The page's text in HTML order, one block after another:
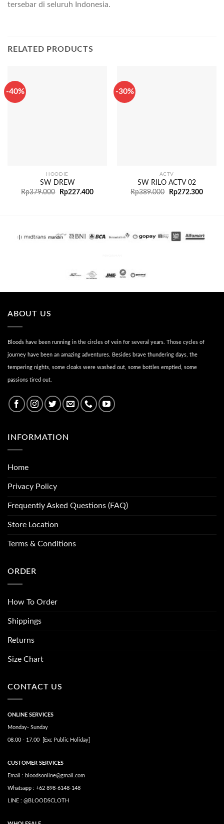
tersebar di seluruh Indonesia.
RELATED PRODUCTS
-40%
HOODIE
SW DREW
Rp379.000 Rp227.400
-30%
ACTV
SW RILO ACTV 02
Rp389.000 Rp272.300
ABOUT US
Bloods have been running in the circles of vein for several years. Those cycles of
journey have been an amazing adventures. Besides brave thundering days, the
tempering nights, some cloaks were washed out, some bottles emptied, some
passions tired out.
INFORMATION
Home
Privacy Policy
Frequently Asked Questions (FAQ)
Store Location
Terms & Conditions
ORDER
How To Order
Shippings
Returns
Size Chart
CONTACT US
ONLINE SERVICES
Monday- Sunday
08.00 - 17.00 [Exc Public Holiday]
CUSTOMER SERVICES
Email : bloodsonline@gmail.com
Whatsapp : +62 898-6148-148
LINE : @BLOODSCLOTH